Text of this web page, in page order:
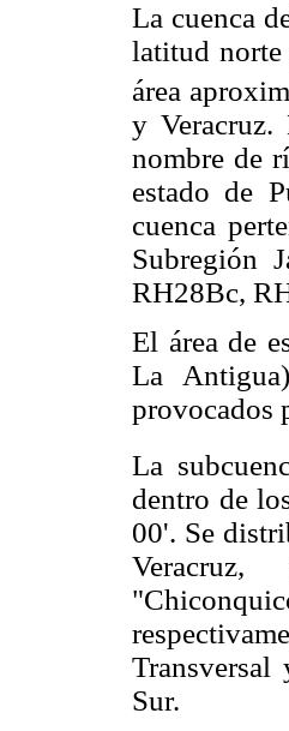
La cuenca
latitud norte
área
y
nombre de
estado de
cuenca
Subregión
RH28Bc,
El área de
La
provocados
La
dentro de
00'. Se
Veracruz,
Sur.